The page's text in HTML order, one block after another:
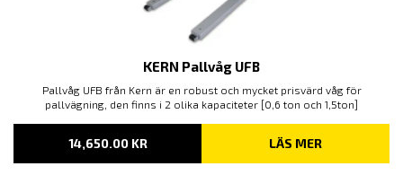
KERN Pallvåg UFB
Pallvåg UFB från Kern är en robust och mycket prisvärd våg för
pallvägning, den finns i 2 olika kapaciteter [0,6 ton och 1,5ton]
14,650.00 KR LÄS MER